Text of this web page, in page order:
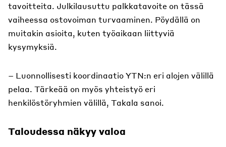
tavoitteita. Julkilausuttu palkkatavoite on tässä
vaiheessa ostovoiman turvaaminen. Pöydällä on
muitakin asioita, kuten työaikaan liittyviä
kysymyksiä.
– Luonnollisesti koordinaatio YTN:n eri alojen välillä
pelaa. Tärkeää on myös yhteistyö eri
henkilöstöryhmien välillä, Takala sanoi.
Taloudessa näkyy valoa